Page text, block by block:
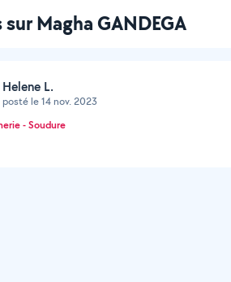
Magha GANDEGA
Helene L.
posté le 14 nov. 2023
- Soudure